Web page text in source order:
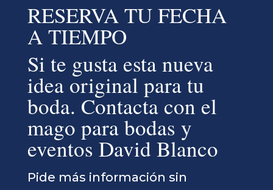
RESERVA TU FECHA
A TIEMPO
Si te gusta esta nueva
idea original para tu
boda. Contacta con el
mago para bodas y
eventos David Blanco
Pide más información sin